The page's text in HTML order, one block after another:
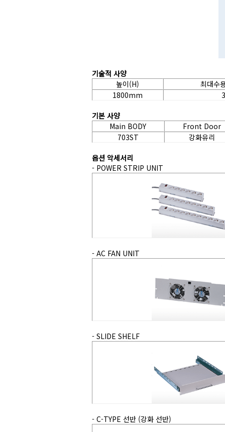
기술적 사양
높이(H)
최대수
1800mm
기본 사양
Main BODY
Front Door
703ST
강화유리
옵션 악세서리
- POWER STRIP UNIT
- AC FAN UNIT
- SLIDE SHELF
- C-TYPE 선반 (강화 선반)